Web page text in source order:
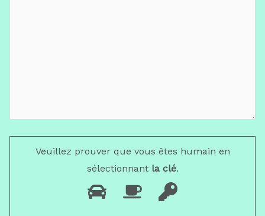
Veuillez prouver que vous êtes humain en
sélectionnantla clé.